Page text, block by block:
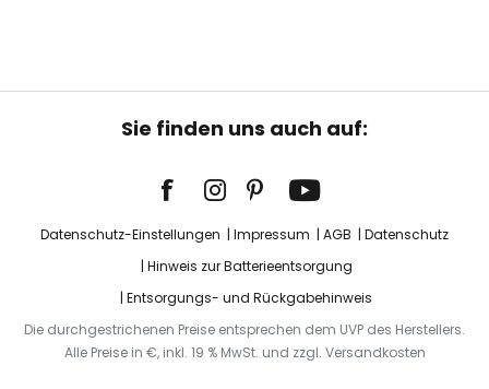
Sie finden uns auch auf:
Datenschutz-Einstellungen Impressum AGB
Datenschutz
Hinweis zur Batterieentsorgung
Entsorgungs- und Rückgabehinweis
Die durchgestrichenen Preise entsprechen dem UVP des Herstellers.
Alle Preise in €, inkl. 19 % MwSt. und zzgl. Versandkosten